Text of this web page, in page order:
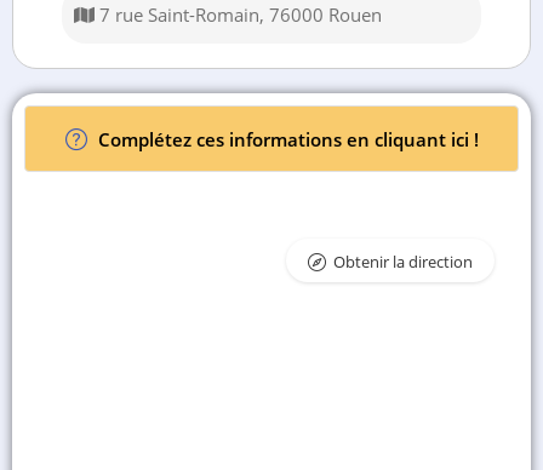
7 rue Saint-Romain, 76000 Rouen
Complétez ces informations en cliquant ici !
Obtenir la direction